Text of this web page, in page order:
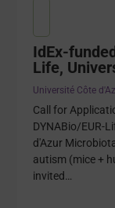
IdEx-
Life,
Université Côte
Call for
DYNABio/EUR-
d'Azur
autism (mice +
invited…